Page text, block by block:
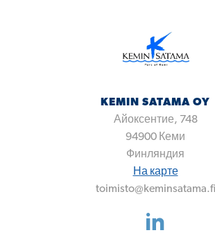
KEMIN SATAMA OY
Айоксентие, 748
94900 Кеми
Финляндия
На карте
toimisto@keminsatama.fi